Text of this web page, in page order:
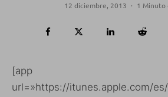
12 diciembre, 2013 · 1 Minuto
[app
url=»https://itunes.apple.com/